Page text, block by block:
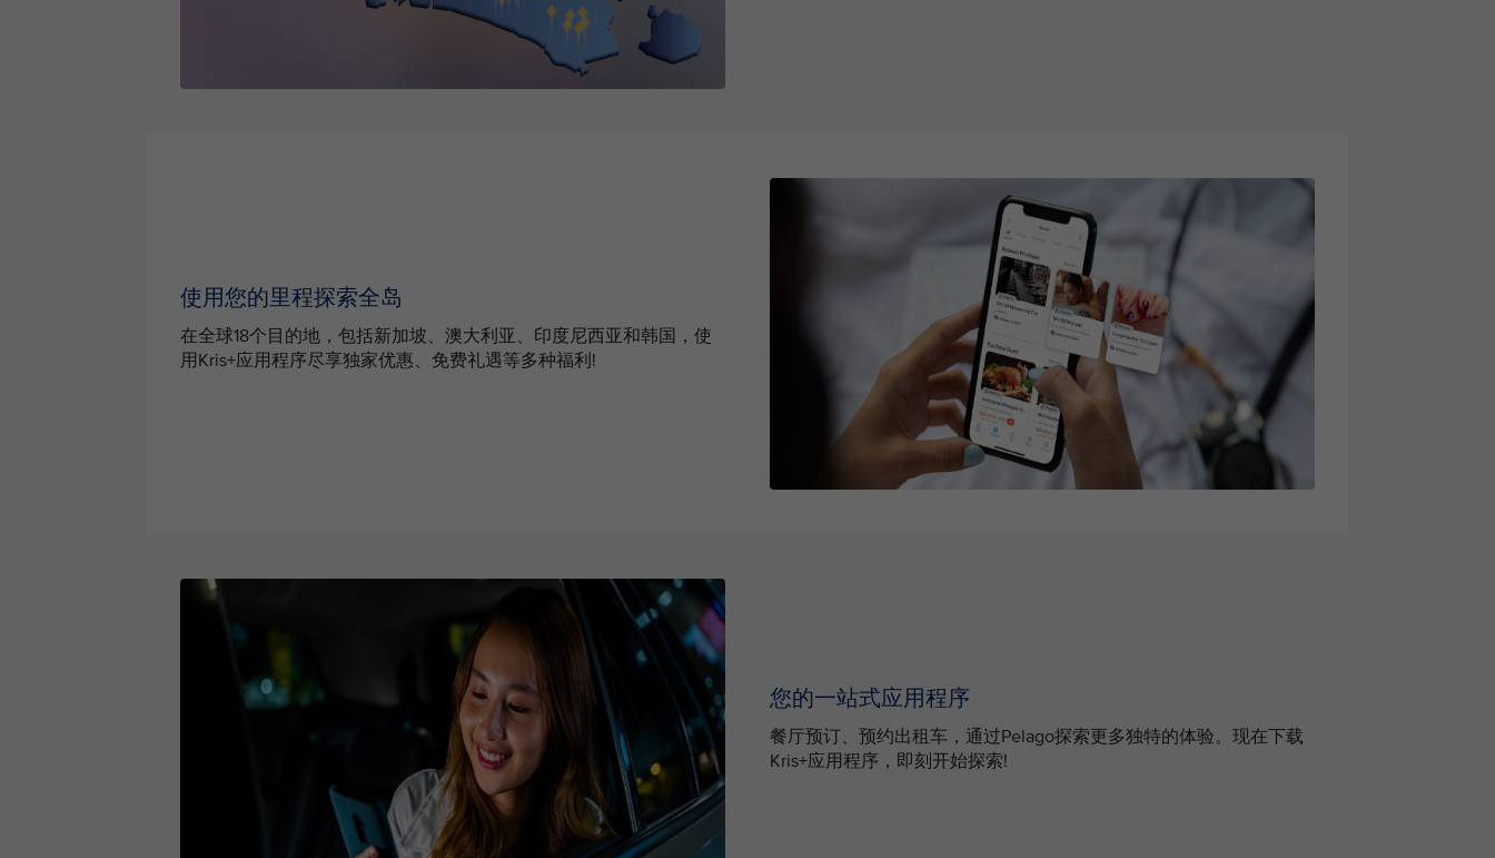
使用您的里程探索全岛
在全球18个目的地，包括新加坡、澳大利亚、印度尼西亚和韩国，使
用Kris+应用程序尽享独家优惠、免费礼遇等多种福利!
您的一站式应用程序
餐厅预订、预约出租车，通过Pelago探索更多独特的体验。现在下载
Kris+应用程序，即刻开始探索!